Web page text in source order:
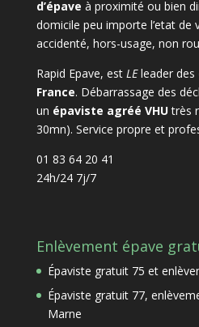
d’épave à proximité ou bien
domicile peu importe l’etat de
accidenté, hors-usage, non
Rapid Epave, est LEleader des
France. Débarrassage des
un épaviste agréé VHUtrès
30mn). Service propre et
01 83 64 20 41
24h/24 7j/7
Enlèvement épave
Épaviste gratuit 75 et
Épaviste gratuit 77,
Marne